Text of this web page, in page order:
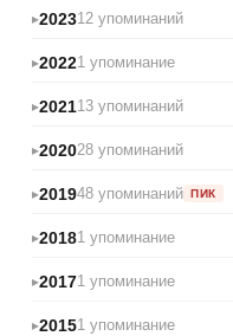
202312 упоминаний
20221 упоминание
202113 упоминаний
202028 упоминаний
201948 упоминаний ПИК
20181 упоминание
20171 упоминание
20151 упоминание